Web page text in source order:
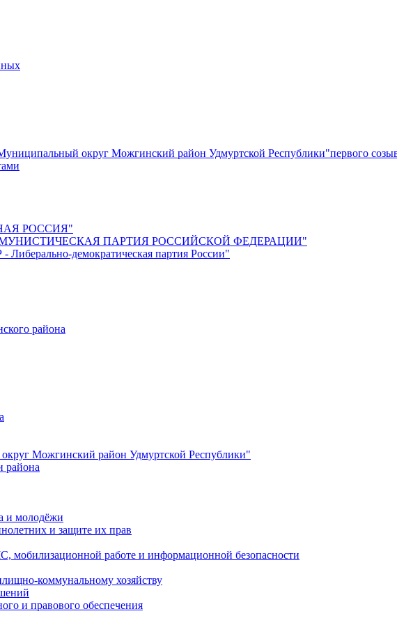
округ Можгинский район Удмуртской Республики"первого
РОССИЯ"
ПАРТИЯ РОССИЙСКОЙ ФЕДЕРАЦИИ"
Либерально-демократическая партия России"
района
Можгинский район Удмуртской Республики"
района
и молодёжи
и защите их прав
мобилизационной работе и информационной безопасности
коммунальному хозяйству
и правового обеспечения